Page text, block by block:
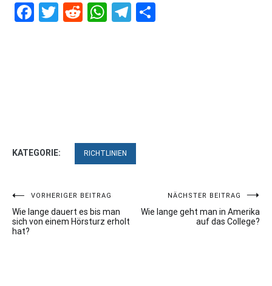
Facebook
Twitter
RedditWhatsApp
Telegram
KATEGORIE: RICHTLINIEN
Beitragsnavigation
VORHERIGER BEITRAG
Wie lange dauert es bis man
sich von einem Hörsturz erholt
hat?
NÄCHSTER BEITRAG
Wie lange geht man in Amerika
auf das College?